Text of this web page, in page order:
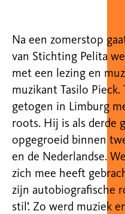
Na een zomerstop
van Stichting Pelita
met een lezing en
muzikant Tasilo Pieck.
getogen in Limburg
roots. Hij is als derde
opgegroeid binnen
en de Nederlandse.
zich mee heeft
zijn autobiografische
stil’. Zo werd muziek